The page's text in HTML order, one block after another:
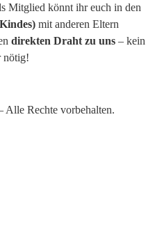
Mitglied könnt ihr euch in den
mit anderen Eltern
direkten Draht zu uns – kein
nötig!
Rechte vorbehalten.